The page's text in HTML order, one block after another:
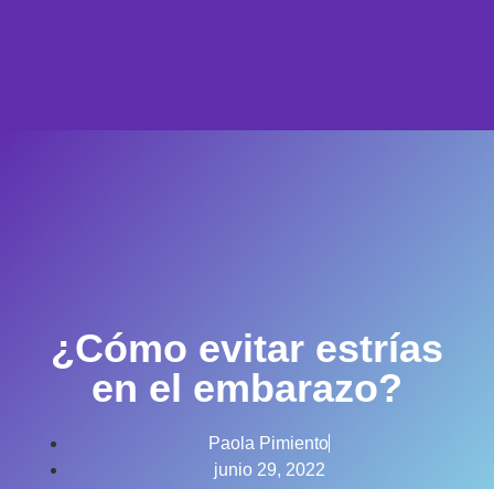
¿Cómo evitar estrías
en el embarazo?
Paola Pimiento
junio 29, 2022